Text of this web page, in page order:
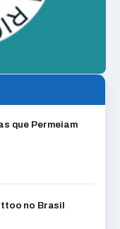
que Permeiam
no Brasil